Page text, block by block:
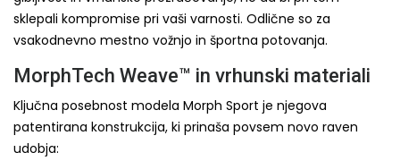
sklepali kompromise pri vaši varnosti. Odlične so za
vsakodnevno mestno vožnjo in športna potovanja.
MorphTech Weave™ in vrhunski materiali
Ključna posebnost modela Morph Sport je njegova
patentirana konstrukcija, ki prinaša povsem novo raven
udobja: